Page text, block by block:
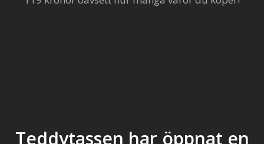
Teddytassen har öppnat en